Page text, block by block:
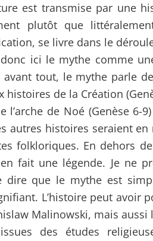
est transmise par une
plutôt que
se livre dans le
ici le mythe comme
avant tout, le mythe parle
histoires de la Création
l’arche de Noé (Genèse
autres histoires seraient
folkloriques. En dehors
fait une légende. Je ne
dire que le mythe est
L’histoire peut avoir
Malinowski, mais aussi
des études